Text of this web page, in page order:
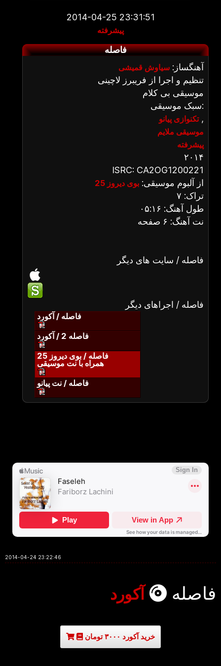
2014-04-25 23:31:51
پیشرفته
فاصله
آهنگساز: سیاوش قمیشی
تنظیم و اجرا از فریبرز لاچینی
موسیقی بی کلام
سبک موسیقی:
تکنوازی پیانو,
موسیقی ملایم
پیشرفته
۲۰۱۴
ISRC: CA2OG1200221
از آلبوم موسیقی: بوی دیروز 25
تراک: ۷
طول آهنگ: ۰۵:۱۶
نت آهنگ: ۶ صفحه
فاصله / سایت های دیگر
فاصله / اجراهای دیگر
فاصله / آکورد
فاصله 2 / آکورد
فاصله / بوی دیروز 25
همراه با نت موسیقی
فاصله / نت پیانو
2014-04-24 23:22:46
فاصله آکورد
خرید آکورد ۳۰۰۰ تومان